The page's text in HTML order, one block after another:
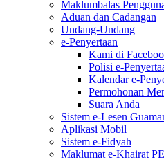
Maklumbalas
Aduan dan Cadangan
Undang-Undang
e-Penyertaan
Kami di
Polisi e-
Kalendar e-
Permohonan
Suara Anda
Sistem e-Lesen
Aplikasi Mobil
Sistem e-Fidyah
Maklumat e-Khairat